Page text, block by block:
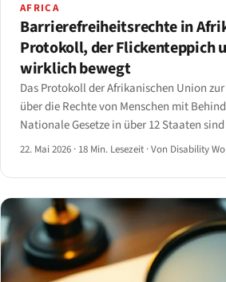
AFRICA
Barrierefreiheitsrechte in
Protokoll, der Flickenteppich
wirklich bewegt
Das Protokoll der Afrikanischen Union
über die Rechte von Menschen mit
Nationale Gesetze in über 12 Staaten
22. Mai 2026 · 18 Min. Lesezeit ·Von Disability